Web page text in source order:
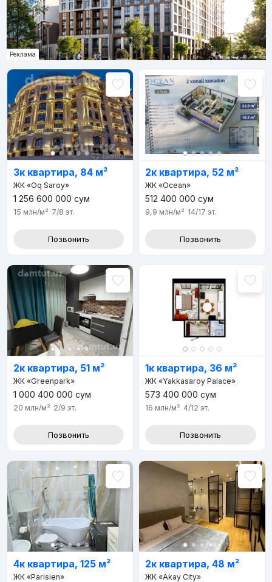
Реклама
3к квартира, 84 м²
ЖК «Oq Saroy»
1 256 600 000 сум
15 млн/м² 7/8 эт.
Позвонить
2к квартира, 52 м²
ЖК «Ocean»
512 400 000 сум
9,9 млн/м² 14/17 эт.
Позвонить
2к квартира, 51 м²
ЖК «Greenpark»
1 000 400 000 сум
20 млн/м² 2/9 эт.
Позвонить
1к квартира, 36 м²
ЖК «Yakkasaroy Palace»
573 400 000 сум
16 млн/м² 4/12 эт.
Позвонить
4к квартира, 125 м²
ЖК «Parisien»
2к квартира, 48 м²
ЖК «Akay City»